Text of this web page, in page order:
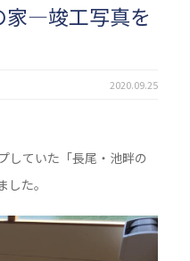
家―竣工写真を
2020.09.25
していた「長尾・池畔の
た。